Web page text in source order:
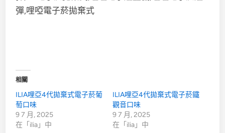
相關
ILIA哩亞4代拋棄式電子菸葡
萄口味
9 7 月, 2025
在「ilia」中
ILIA哩亞4代拋棄式電子菸鐵
觀音口味
9 7 月, 2025
在「ilia」中